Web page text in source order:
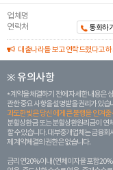
업체명
연락처
통화하기
대출나라를 보고 연락드렸다고
※ 유의사항
계약을 체결하기 전에 자세한 내용은
관한 중요 사항을 설명받을 권리가 있
과도한 빚은 당신 에게 큰 불행을 안겨
분할상환금 또는 분할상환원리금이 연
할 수 있습니다. 대부중개업체는 금융회
제 계약체결의 권한은 없습니다.
금리 연20% 이내 (연체이자율 포함